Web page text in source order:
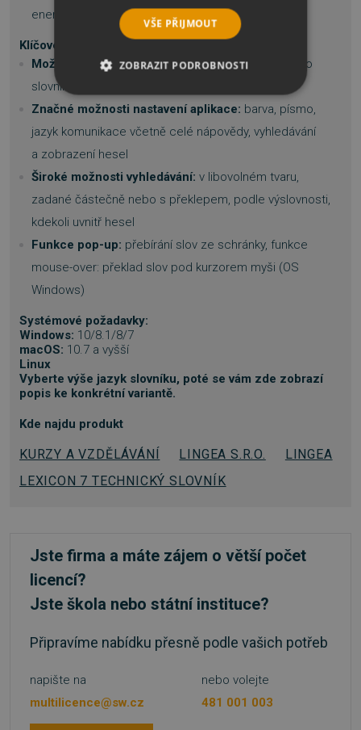
energetika, geologie...)
Klíčové vlastnosti:
Možnost vkládání vlastních heseldo uživatelského
slovníku
Značné možnosti nastavení aplikace: barva, písmo,
jazyk komunikace včetně celé nápovědy, vyhledávání
a zobrazení hesel
Široké možnosti vyhledávání: v libovolném tvaru,
zadané částečně nebo s překlepem, podle výslovnosti,
kdekoli uvnitř hesel
Funkce pop-up: přebírání slov ze schránky, funkce
mouse-over: překlad slov pod kurzorem myši (OS
Windows)
Systémové požadavky:
Windows: 10/8.1/8/7
macOS: 10.7 a vyšší
Linux
Vyberte výše jazyk slovníku, poté se vám zde zobrazí
popis ke konkrétní variantě.
Kde najdu produkt
KURZY A VZDĚLÁVÁNÍ LINGEA S.R.O.
LINGEA
LEXICON 7 TECHNICKÝ SLOVNÍK
Jste firma a máte zájem o větší počet
licencí?
Jste škola nebo státní instituce?
Připravíme nabídku přesně podle vašich potřeb
napište na
multilicence@sw.cz
nebo volejte
481 001 003
VŠE PŘIJMOUT
ZOBRAZIT PODROBNOSTI
NEZBYTNĚ NUTNÉ SOUBORY
VÝKONOVÉ SOUBORY
SOUBORY CÍLENÍ
FUNKČNÍ SOUBORY
NEZAŘAZENÉ SOUBORY
Nezbytně nutné soubory
Výkonové soubory
Funkční soubory
Nezařazené soubory
základní funkce webových stránek, jako je
přihlášení uživatele a správa účtu. Webové
cookie správně používat.
Název
Provider
__cf_bm
Cloudflare Inc.
29 minut